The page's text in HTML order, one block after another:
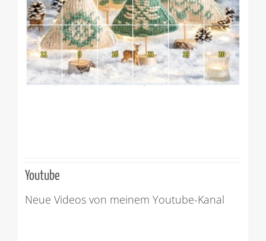
Youtube
Neue Videos von meinem Youtube-Kanal